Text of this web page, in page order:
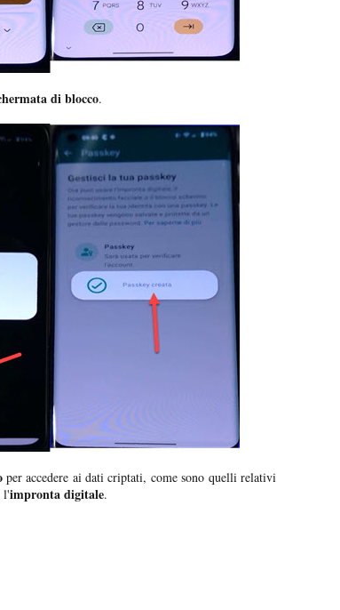
di blocco.
per accedere ai dati criptati, come sono quelli relativi
l'impronta digitale.